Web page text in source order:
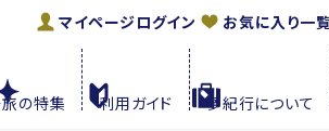
マイページログイン お気に入り一
旅の特集 利用ガイド 夢紀行について